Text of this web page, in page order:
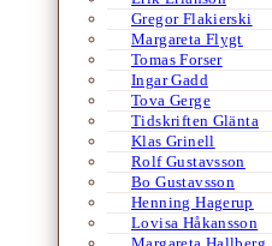
Gregor Flakierski
Margareta Flygt
Tomas Forser
Ingar Gadd
Tova Gerge
Tidskriften Glänta
Klas Grinell
Rolf Gustavsson
Bo Gustavsson
Henning Hagerup
Lovisa Håkansson